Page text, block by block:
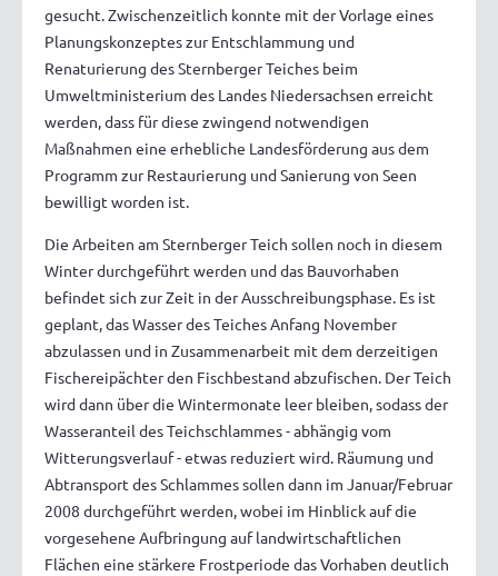
gesucht. Zwischenzeitlich konnte mit der Vorlage eines
Planungskonzeptes zur Entschlammung und
Renaturierung des Sternberger Teiches beim
Umweltministerium des Landes Niedersachsen erreicht
werden, dass für diese zwingend notwendigen
Maßnahmen eine erhebliche Landesförderung aus dem
Programm zur Restaurierung und Sanierung von Seen
bewilligt worden ist.
Die Arbeiten am Sternberger Teich sollen noch in diesem
Winter durchgeführt werden und das Bauvorhaben
befindet sich zur Zeit in der Ausschreibungsphase. Es ist
geplant, das Wasser des Teiches Anfang November
abzulassen und in Zusammenarbeit mit dem derzeitigen
Fischereipächter den Fischbestand abzufischen. Der Teich
wird dann über die Wintermonate leer bleiben, sodass der
Wasseranteil des Teichschlammes - abhängig vom
Witterungsverlauf - etwas reduziert wird. Räumung und
Abtransport des Schlammes sollen dann im Januar/Februar
2008 durchgeführt werden, wobei im Hinblick auf die
vorgesehene Aufbringung auf landwirtschaftlichen
Flächen eine stärkere Frostperiode das Vorhaben deutlich